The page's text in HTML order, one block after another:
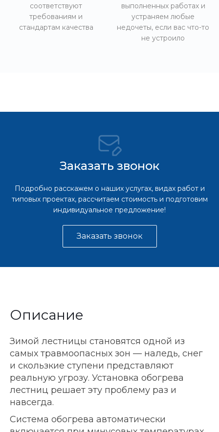
соответствуют
требованиям и
стандартам качества
выполненных работах и
устраняем любые
недочеты, если вас что-то
не устроило
Заказать звонок
Подробно расскажем о наших услугах, видах работ и
типовых проектах, рассчитаем стоимость и подготовим
индивидуальное предложение!
Заказать звонок
Описание
Зимой лестницы становятся одной из
самых травмоопасных зон — наледь, снег
и скользкие ступени представляют
реальную угрозу. Установка обогрева
лестниц решает эту проблему раз и
навсегда.
Система обогрева автоматически